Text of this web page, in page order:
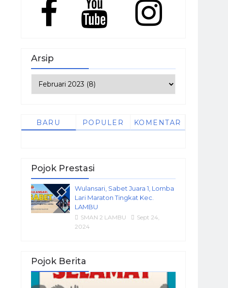
Arsip
BARU POPULER KOMENTAR
Pojok Prestasi
Wulansari, Sabet Juara 1, Lomba
Lari Maraton Tingkat Kec.
LAMBU
SMAN 2 LAMBU
Sept 24,
2024
Pojok Berita